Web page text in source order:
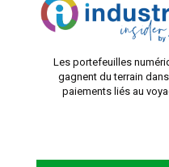
Les portefeuilles
gagnent du terrain
paiements liés au